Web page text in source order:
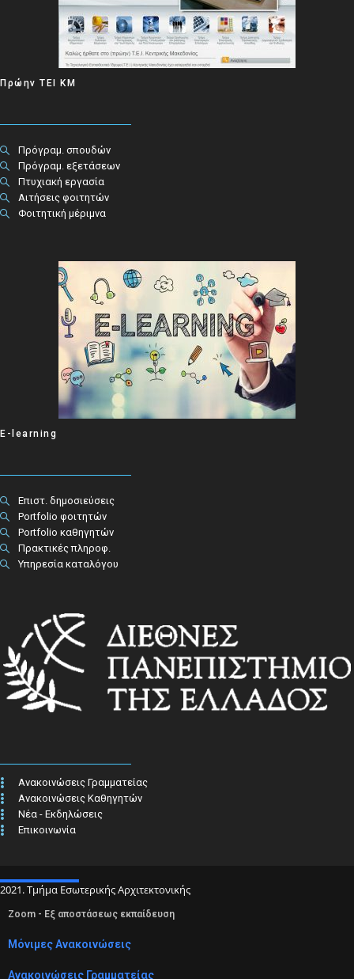
Πρώην ΤΕΙ ΚΜ
Πρόγραμ. σπουδών
Πρόγραμ. εξετάσεων
Πτυχιακή εργασία
Αιτήσεις φοιτητών
Φοιτητική μέριμνα
E-learning
Επιστ. δημοσιεύσεις
Portfolio φοιτητών
Portfolio καθηγητών
Πρακτικές πληροφ.​
Υπηρεσία καταλόγου
Ανακοινώσεις Γραμματείας
Ανακοινώσεις Καθηγητών
Νέα - Εκδηλώσεις
Επικοινωνία
2021. Τμήμα Εσωτερικής Αρχιτεκτονικής
Zoom - Εξ αποστάσεως εκπαίδευση
Μόνιμες Ανακοινώσεις
Ανακοινώσεις Γραμματείας